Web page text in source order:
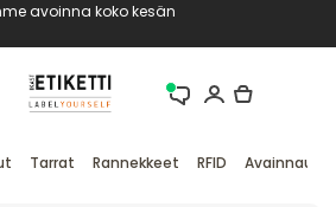
avoinna koko kesän
Tarrat Rannekkeet RFID